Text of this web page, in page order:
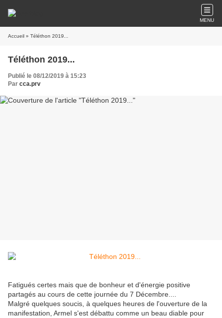
MENU
Accueil » Téléthon 2019...
Téléthon 2019...
Publié le 08/12/2019 à 15:23
Par cca.prv
Fatigués certes mais que de bonheur et d'énergie positive
partagés au cours de cette journée du 7 Décembre....
Malgré quelques soucis, à quelques heures de l'ouverture de la
manifestation, Armel s'est débattu comme un beau diable pour